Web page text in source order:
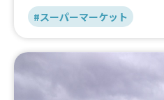
#スーパーマーケット